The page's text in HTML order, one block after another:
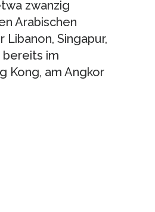
zwanzig
Arabischen
Libanon, Singapur,
bereits im
Kong, am Angkor